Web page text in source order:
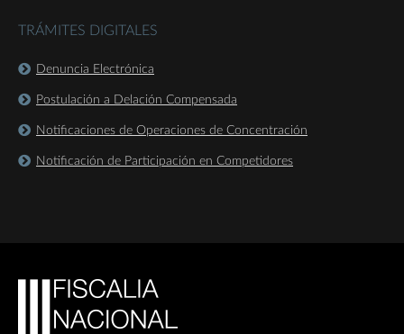
TRÁMITES DIGITALES
Denuncia Electrónica
Postulación a Delación Compensada
Notificaciones de Operaciones de Concentración
Notificación de Participación en Competidores